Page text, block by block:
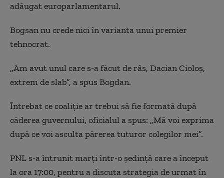
adăugat europarlamentarul.
Bogsan nu crede nici în varianta unui premier
tehnocrat.
„Am avut unul care s-a făcut de râs, Dacian Cioloş,
extrem de slab”, a spus Bogdan.
Întrebat ce coaliție ar trebui să fie formată după
căderea guvernului, oficialul a spus: „Mă voi exprima
după ce voi asculta părerea tuturor colegilor mei”.
PNL s-a întrunit marți într-o ședință care a început
la ora 17:00, pentru a discuta strategia de urmat în